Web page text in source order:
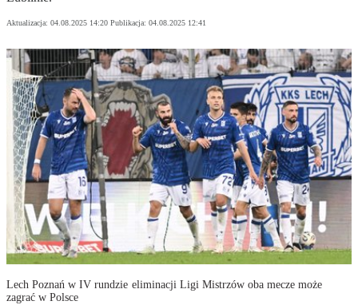
Aktualizacja: 04.08.2025 14:20 Publikacja: 04.08.2025 12:41
Lech Poznań w IV rundzie eliminacji Ligi Mistrzów oba mecze może
zagrać w Polsce